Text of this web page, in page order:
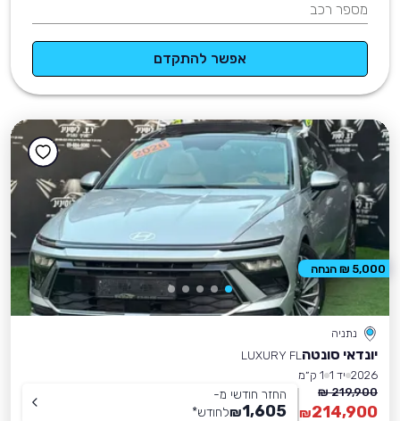
מספר רכב
אפשר להתקדם
נתניה
יונדאי סונטה LUXURY FL
2026 יד 1
1 ק״מ
219,900 ₪
214,900
₪
החזר חודשי מ-
1,605
₪לחודש*
5,000 ₪ הנחה